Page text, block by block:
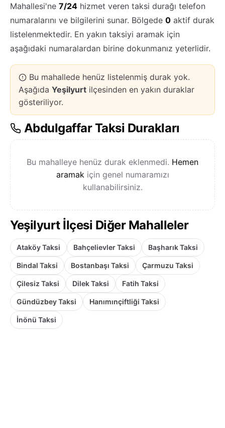
Mahallesi'ne 7/24 hizmet veren taksi durağı telefon
numaralarını ve bilgilerini sunar. Bölgede 0 aktif durak
listelenmektedir. En yakın taksiyi aramak için
aşağıdaki numaralardan birine dokunmanız yeterlidir.
Bu mahallede henüz listelenmiş durak yok.
Aşağıda Yeşilyurt ilçesinden en yakın duraklar
gösteriliyor.
Abdulgaffar Taksi Durakları
Bu mahalleye henüz durak eklenmedi. Hemen
aramak için genel numaramızı
kullanabilirsiniz.
Yeşilyurt İlçesi Diğer Mahalleler
Ataköy Taksi Bahçelievler Taksi Başharık Taksi
Bindal Taksi Bostanbaşı Taksi Çarmuzu Taksi
Çilesiz Taksi Dilek Taksi Fatih Taksi
Gündüzbey Taksi Hanımınçiftliği Taksi
İnönü Taksi